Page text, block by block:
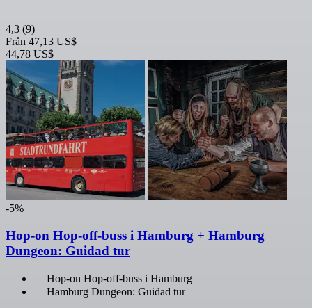
4,3 (9)
Från 47,13 US$
44,78 US$
-5%
Hop-on Hop-off-buss i Hamburg + Hamburg
Dungeon: Guidad tur
Hop-on Hop-off-buss i Hamburg
Hamburg Dungeon: Guidad tur